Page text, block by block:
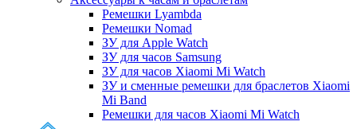
Ремешки Lyambda
Ремешки Nomad
ЗУ для Apple Watch
ЗУ для часов Samsung
ЗУ для часов Xiaomi Mi Watch
ЗУ и сменные ремешки для браслетов Xiaomi
Mi Band
Ремешки для часов Xiaomi Mi Watch